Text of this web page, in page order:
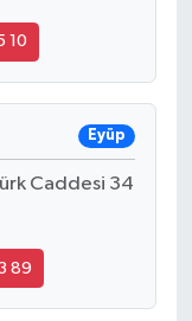
10
Eyüp
Caddesi 34
89